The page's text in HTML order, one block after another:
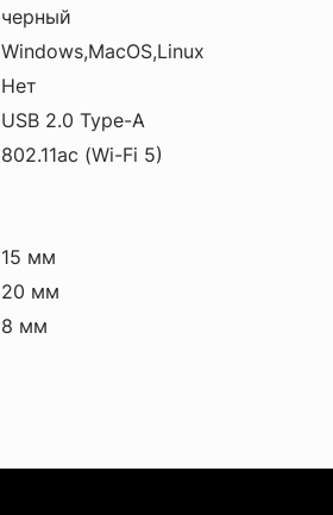
черный
Windows,MacOS,Linux
Нет
USB 2.0 Type-A
802.11ac (Wi-Fi 5)
15 мм
20 мм
8 мм